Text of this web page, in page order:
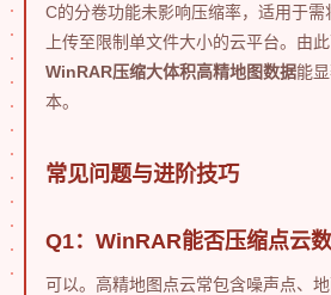
C的分卷功能未影响压缩率，适用于需
上传至限制单文件大小的云平台。由
WinRAR压缩大体积高精地图数据能
本。
常见问题与进阶技巧
Q1：WinRAR能否压缩点云
可以。高精地图点云常包含噪声点、